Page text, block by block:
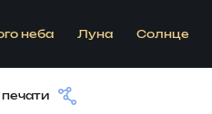
неба Луна Солнце
печати